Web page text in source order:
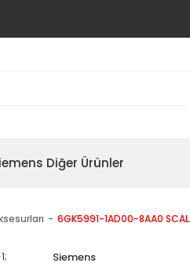
Diğer Ürünler
6GK5991-1AD00-8AA0
Siemens